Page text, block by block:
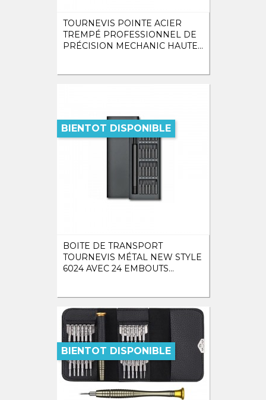
TOURNEVIS POINTE ACIER
TREMPÉ PROFESSIONNEL DE
PRÉCISION MECHANIC HAUTE...
BOITE DE TRANSPORT
TOURNEVIS MÉTAL NEW STYLE
6024 AVEC 24 EMBOUTS...
BIENTOT DISPONIBLE
BIENTOT DISPONIBLE